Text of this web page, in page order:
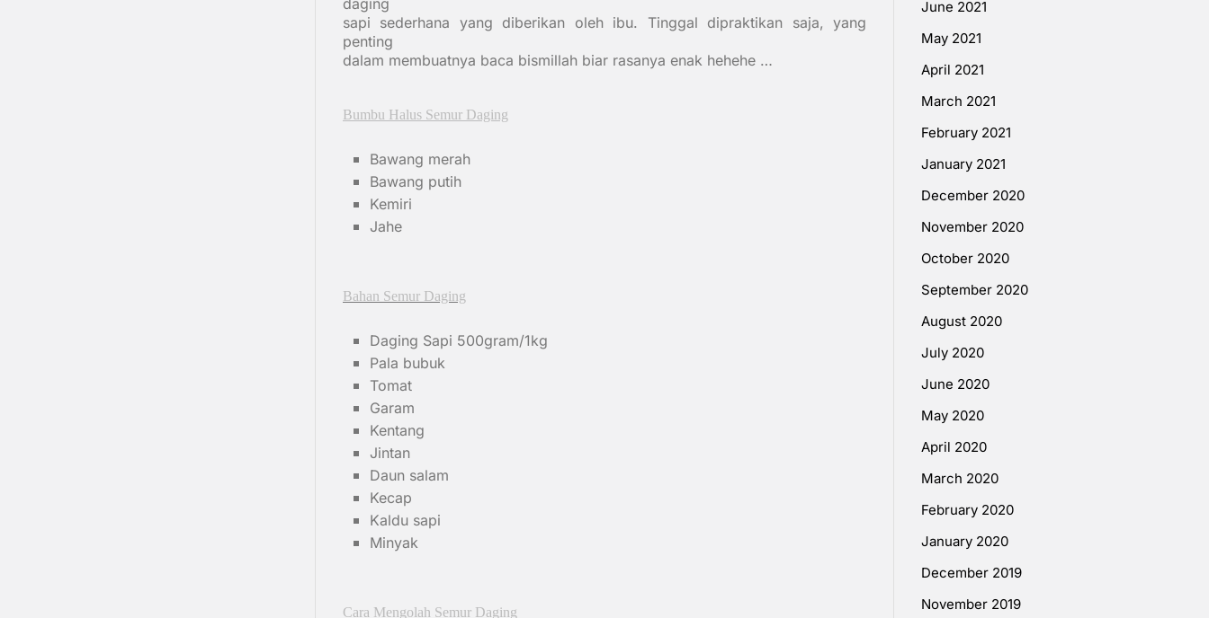
daging
sapi sederhana yang diberikan oleh ibu. Tinggal dipraktikan saja, yang
penting
dalam membuatnya baca bismillah biar rasanya enak hehehe …
Bumbu Halus Semur Daging
Bawang merah
Bawang putih
Kemiri
Jahe
Bahan Semur Daging
Daging Sapi 500gram/1kg
Pala bubuk
Tomat
Garam
Kentang
Jintan
Daun salam
Kecap
Kaldu sapi
Minyak
Cara Mengolah Semur Daging
June 2021
May 2021
April 2021
March 2021
February 2021
January 2021
December 2020
November 2020
October 2020
September 2020
August 2020
July 2020
June 2020
May 2020
April 2020
March 2020
February 2020
January 2020
December 2019
November 2019